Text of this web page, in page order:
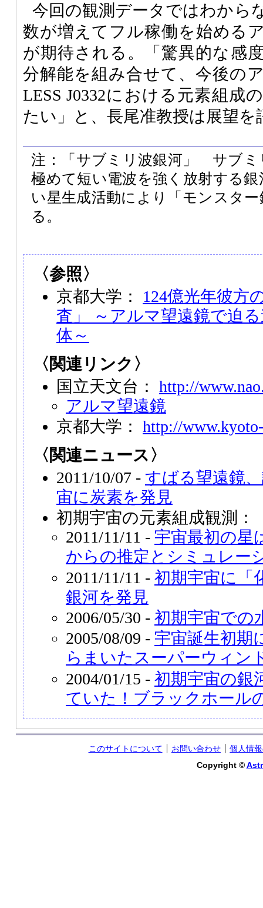
今回の観測データではわから
数が増えてフル稼働を始める
が期待される。「驚異的な感
分解能を組み合せて、今後の
LESS J0332における元素組成
たい」と、長尾准教授は展望を
注：「サブミリ波銀河」 サブミ
極めて短い電波を強く放射する
い星生成活動により「モンスタ
る。
〈参照〉
京都大学： 124億光年彼方
査」 ～アルマ望遠鏡で迫
体～
〈関連リンク〉
国立天文台： http://
アルマ望遠鏡
京都大学： http://
〈関連ニュース〉
2011/10/07 - すばる望遠鏡
宙に炭素を発見
初期宇宙の元素組成観測：
2011/11/11 - 宇宙最初の
からの推定とシミュレー
2011/11/11 - 初期宇宙に「
銀河を発見
2006/05/30 - 初期宇宙での
2005/08/09 - 宇宙誕生初期
らまいたスーパーウィン
2004/01/15 - 初期宇宙の銀
ていた！ブラックホール
このサイトについて お問い合わせ
個人情
Copyright ©